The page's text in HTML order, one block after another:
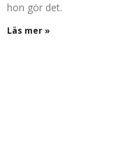
hon gör det.
Läs mer »